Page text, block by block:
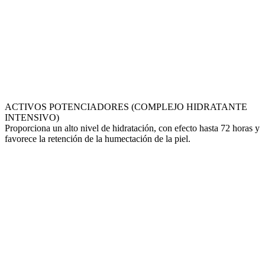
ACTIVOS POTENCIADORES (COMPLEJO HIDRATANTE
INTENSIVO)
Proporciona un alto nivel de hidratación, con efecto hasta 72 horas y
favorece la retención de la humectación de la piel.